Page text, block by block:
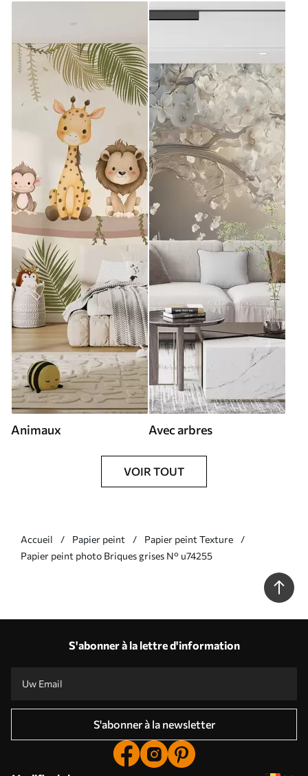
Animaux Avec arbres
VOIR TOUT
Accueil Papier peint
Papier peint Texture
Papier peint photo Briques grises N° u74255
S'abonner à la lettre d'information
S'abonner à la newsletter